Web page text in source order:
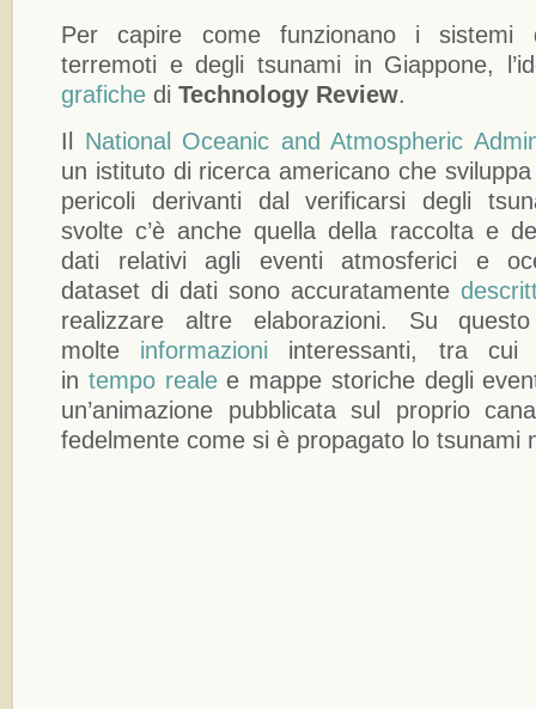
Per capire come funzionano i sistemi
terremoti e degli tsunami in Giappone,
grafiche di Technology Review.
Il National Oceanic and Atmospheric
un istituto di ricerca americano che
pericoli derivanti dal verificarsi degli
svolte c’è anche quella della raccolta e
dati relativi agli eventi atmosferici e
dataset di dati sono accuratamente
realizzare altre elaborazioni. Su
molte informazioni interessanti, tra cui
in tempo realee mappe storiche degli
un’animazione pubblicata sul proprio
fedelmente come si è propagato lo tsunami